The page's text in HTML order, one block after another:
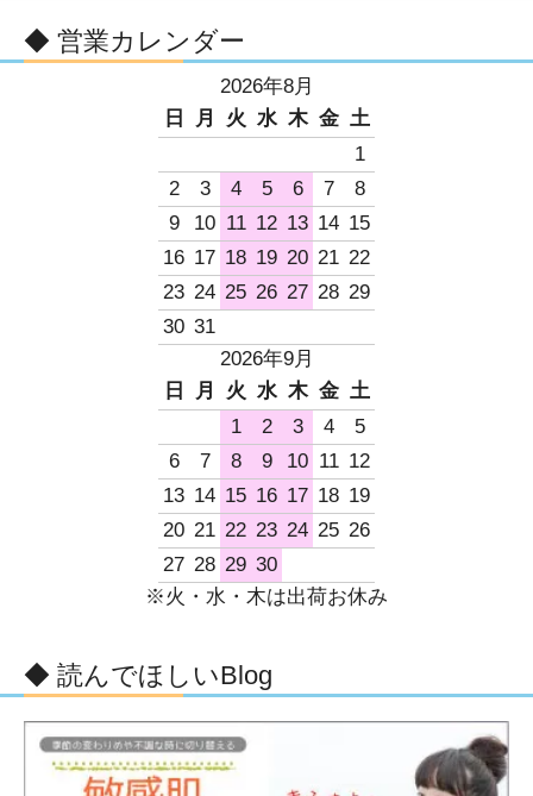
◆ 営業カレンダー
2026年8月
日
月 火 水 木 金 土
1
2
3 4 5 6 7
8
9
10 11 12 13 14 15
16 17 18 19 20 21 22
23 24 25 26 27 28 29
30 31
2026年9月
日
月 火 水 木 金 土
1
2 3 4
5
6
7 8 9 10 11 12
13 14 15 16 17 18 19
20 21 22 23 24 25 26
27 28 29 30
※火・水・木は出荷お休み
◆ 読んでほしいBlog